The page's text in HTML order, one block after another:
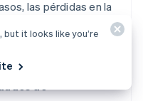
las pérdidas en la
de capital, lo que
de
but it looks like you’re